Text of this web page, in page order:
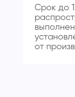
Срок до
от